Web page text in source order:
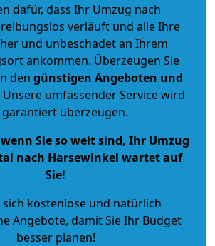
dafür, dass Ihr Umzug nach
verläuft und alle Ihre
und unbeschadet an Ihrem
ankommen. Überzeugen Sie
den günstigen Angeboten und
Unsere umfassender Service wird
garantiert überzeugen.
Sie so weit sind, Ihr Umzug
nach Harsewinkel wartet auf
Sie!
sich kostenlose und natürlich
Angebote, damit Sie Ihr Budget
besser planen!